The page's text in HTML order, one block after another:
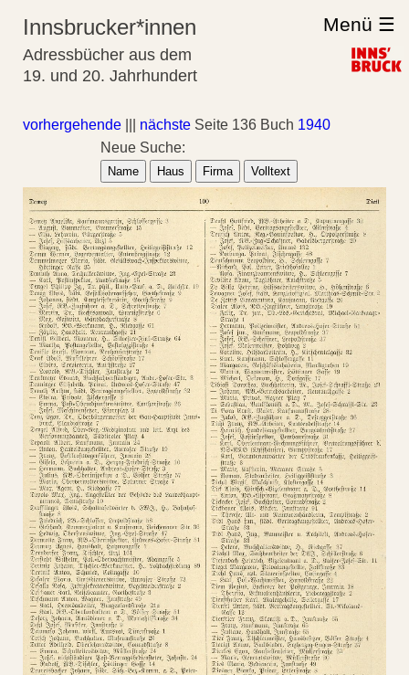
Innsbrucker*innen
Adressbücher aus dem
19. und 20. Jahrhundert
Menü ☰
vorhergehende nächste Seite 136 Buch 1940
Neue Suche:
Name Haus Firma Volltext